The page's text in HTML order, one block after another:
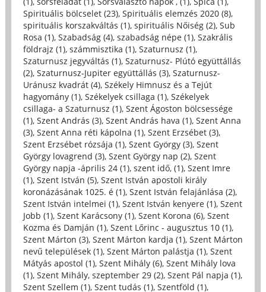
Spirituális bölcselet (23), Spirituális elemzés 2020 (8),
spirituális korszakváltás (1), spirituális Nőiség (2), Sub
Rosa (1), Szabadság (4), szabadság népe (1), Szakrális
földrajz (1), számmisztika (1), Szaturnusz (1),
Szaturnusz jegyváltás (1), Szaturnusz- Plútó együttállás
(2), Szaturnusz-Jupiter együttállás (3), Szaturnusz-
Uránusz kvadrát (4), Székely Himnusz és a Tejút
hagyomány (1), Székelyek csillaga (1), Székelyek
csillaga- a Szaturnusz (1), Szent Ágoston bölcsessége
(1), Szent András (3), Szent András hava (1), Szent Anna
(3), Szent Anna réti kápolna (1), Szent Erzsébet (3),
Szent Erzsébet rózsája (1), Szent György (3), Szent
György lovagrend (3), Szent György nap (2), Szent
György napja -április 24 (1), szent idő, (1), Szent Imre
(1), Szent István (5), Szent István apostoli király
koronázásának 1025. é (1), Szent István felajánlása (2),
Szent István intelmei (1), Szent István kenyere (1), Szent
Jobb (1), Szent Karácsony (1), Szent Korona (6), Szent
Kozma és Damján (1), Szent Lőrinc - augusztus 10 (1),
Szent Márton (3), Szent Márton kardja (1), Szent Márton
nevű települések (1), Szent Márton palástja (1), Szent
Mátyás apostol (1), Szent Mihály (6), Szent Mihály lova
(1), Szent Mihály, szeptember 29 (2), Szent Pál napja (1),
Szent Szellem (1), Szent tudás (1), Szentföld (1),